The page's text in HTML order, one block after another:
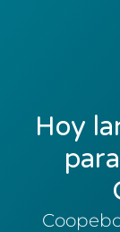
Hoy